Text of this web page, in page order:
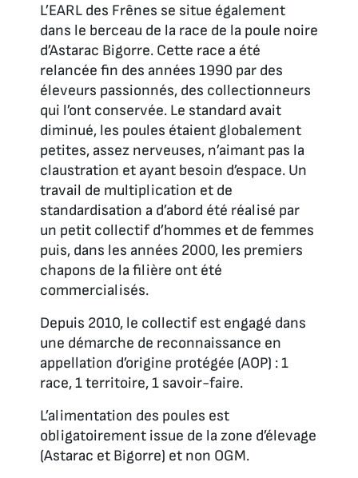
L’EARL des Frênes se situe également
dans le berceau de la race de la poule noire
d’Astarac Bigorre. Cette race a été
relancée fin des années 1990 par des
éleveurs passionnés, des collectionneurs
qui l’ont conservée. Le standard avait
diminué, les poules étaient globalement
petites, assez nerveuses, n’aimant pas la
claustration et ayant besoin d’espace. Un
travail de multiplication et de
standardisation a d’abord été réalisé par
un petit collectif d’hommes et de femmes
puis, dans les années 2000, les premiers
chapons de la filière ont été
commercialisés.
Depuis 2010, le collectif est engagé dans
une démarche de reconnaissance en
appellation d’origine protégée (AOP) : 1
race, 1 territoire, 1 savoir-faire.
L’alimentation des poules est
obligatoirement issue de la zone d’élevage
(Astarac et Bigorre) et non OGM.